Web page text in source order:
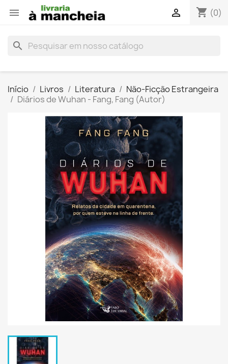
 shopping_cart (0)

search
Início Livros Literatura
Não-Ficção Estrangeira
Diários de Wuhan - Fang, Fang (Autor)